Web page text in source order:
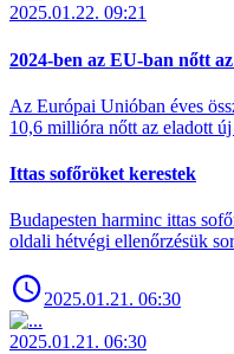
2025.01.22. 09:21
2024-ben az EU-ban nőtt
Az Európai Unióban éves
10,6 millióra nőtt az eladott új
Ittas sofőröket kerestek
Budapesten harminc ittas
oldali hétvégi ellenőrzésük
2025.01.21. 06:30
2025.01.21. 06:30